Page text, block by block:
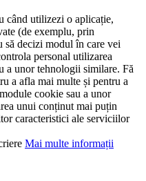
când utilizezi o aplicație,
(de exemplu, prin
decizi modul în care vei
personal utilizarea
a unor tehnologii similare. Fă
a afla mai multe și pentru a
cookie sau a unor
unui conținut mai puțin
caracteristici ale serviciilor
Mai multe informații